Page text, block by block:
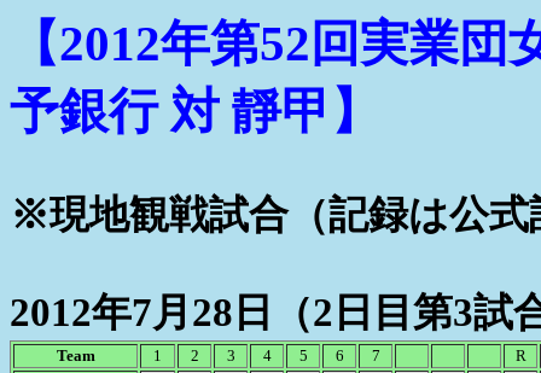
【2012年第52回実業
予銀行 対 靜甲】
※現地観戦試合（記録は公
2012年7月28日（2日目第3試
Team 1 2 3 4 5 6 7
R